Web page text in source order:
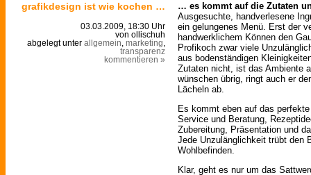
grafikdesign ist wie kochen …
03.03.2009, 18:30 Uhr
von ollischuh
abgelegt unter allgemein marketing
transparenz
kommentieren »
… es kommt auf die Zutaten
Ausgesuchte, handverlesene
ein gelungenes Menü. Erst der
handwerklichem Können den
Profikoch zwar viele
aus bodenständigen
Zutaten nicht, ist das Ambiente
wünschen übrig, ringt auch er
Lächeln ab.
Es kommt eben auf das
Service und Beratung,
Zubereitung, Präsentation und
Jede Unzulänglichkeit trübt den
Wohlbefinden.
Klar, geht es nur um das